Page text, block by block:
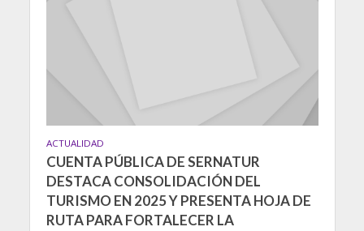
ACTUALIDAD
CUENTA PÚBLICA DE SERNATUR
DESTACA CONSOLIDACIÓN DEL
TURISMO EN 2025 Y PRESENTA HOJA DE
RUTA PARA FORTALECER LA